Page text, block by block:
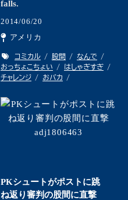
falls.
2014/06/20
アメリカ
コミカル 股間
なんで
おっちょこちょい
はしゃぎすぎ
チャレンジ
おバカ
PKシュートがポストに跳
ね返り審判の股間に直撃